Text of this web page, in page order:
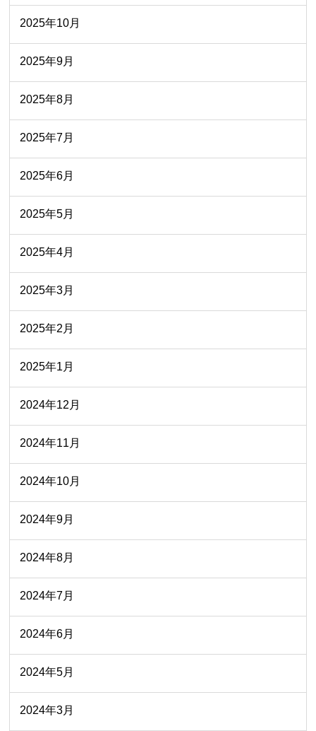
2025年10月
2025年9月
2025年8月
2025年7月
2025年6月
2025年5月
2025年4月
2025年3月
2025年2月
2025年1月
2024年12月
2024年11月
2024年10月
2024年9月
2024年8月
2024年7月
2024年6月
2024年5月
2024年3月